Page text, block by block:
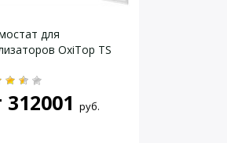
для
OxiTop TS
312001 руб.